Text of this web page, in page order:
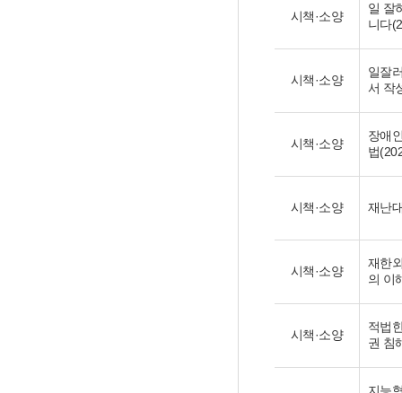
시책·소양
일 잘
니다
시책·소양
일잘
서 작
시책·소양
장애
법
시책·소양 재난
시책·소양
재한
의 이
시책·소양
적법
권 침